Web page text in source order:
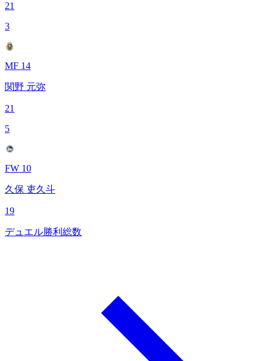
21
3
MF 14
関野 元弥
21
5
FW 10
久保 吏久斗
19
デュエル勝利総数